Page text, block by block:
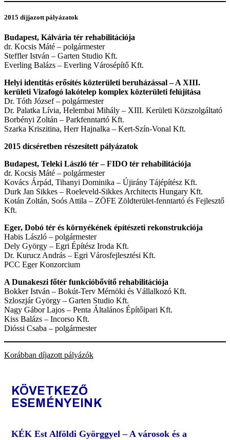
2015 díjjazott pályázatok
Budapest, Kálvária tér rehabilitációja
dr. Kocsis Máté – polgármester
Steffler István – Garten Studio Kft.
Everling Balázs – Everling Városépítő Kft.
Helyi identitás erősítés közterületi beruházással – A XIII.
kerületi Vizafogó lakótelep komplex közterületi felújítása
Dr. Tóth József – polgármester
Dr. Palatka Lívia, Helembai Mihály – XIII. Kerületi Közszolgáltató
Borbényi Zoltán – Parkfenntartó Kft.
Szarka Kriszitina, Herr Hajnalka – Kert-Szín-Vonal Kft.
2015 dícséretben részesített pályázatok
Budapest, Teleki László tér – FIDO tér rehabilitációja
dr. Kocsis Máté – polgármester
Kovács Árpád, Tihanyi Dominika – Újirány Tájépítész Kft.
Durk Jan Sikkes – Roeleveld-Sikkes Architects Hungary Kft.
Kotán Zoltán, Soós Attila – ZÖFE Zöldterület-fenntartó és Fejlesztő
Kft.
Eger, Dobó tér és környékének építészeti rekonstrukciója
Habis László – polgármester
Dely György – Egri Építész Iroda Kft.
Dr. Kurucz András – Egri Városfejlesztési Kft.
PCC Eger Konzorcium
A Dunakeszi főtér funkcióbővítő rehabilitációja
Bokker István – Bokút-Terv Mérnöki és Vállalkozó Kft.
Szloszjár György – Garten Studio Kft.
Nagy Gábor Lajos – Penta Általános Építőipari Kft.
Kiss Balázs – Incorso Kft.
Dióssi Csaba – polgármester
Korábban díjazott pályázók
KÖVETKEZŐ
ESEMÉNYEINK
KÉK Est Alföldi Györggyel – A városok és a